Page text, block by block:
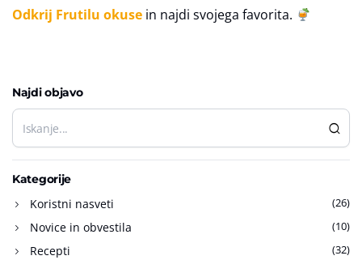
Odkrij Frutilu okuse in najdi svojega favorita.
Najdi objavo
Kategorije
Koristni nasveti (26)
Novice in obvestila (10)
Recepti (32)